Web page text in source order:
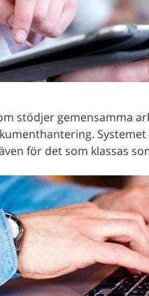
stödjer gemensamma
för det som klassas